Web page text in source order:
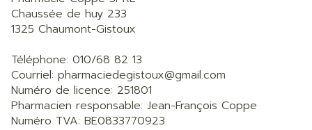
Chaussée de huy 233
1325 Chaumont-Gistoux
Téléphone: 010/68 82 13
Courriel: pharmaciedegistoux@gmail.com
Numéro de licence: 251801
Pharmacien responsable: Jean-François Coppe
Numéro TVA: BE0833770923